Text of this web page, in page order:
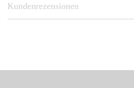
Kundenrezensionen